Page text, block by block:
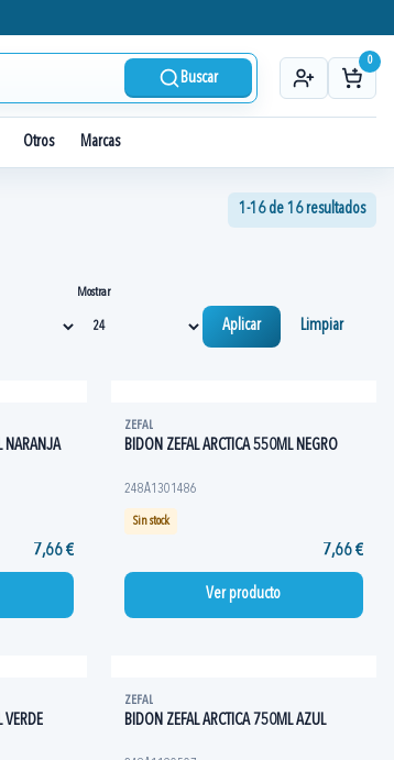
Buscar
0
Otros Marcas
1-16 de 16 resultados
Mostrar
Aplicar Limpiar
NARANJA
7,66 €
ZEFAL
BIDON ZEFAL ARCTICA 550ML NEGRO
248A1301486
Sin stock
7,66 €
Ver producto
VERDE
ZEFAL
BIDON ZEFAL ARCTICA 750ML AZUL